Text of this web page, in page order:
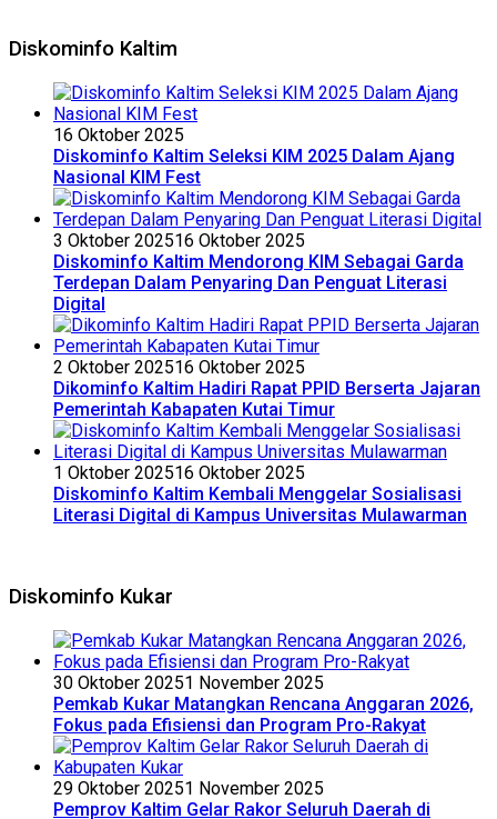
Diskominfo Kaltim
16 Oktober 2025
Diskominfo Kaltim Seleksi KIM 2025 Dalam Ajang
Nasional KIM Fest
3 Oktober 202516 Oktober 2025
Diskominfo Kaltim Mendorong KIM Sebagai Garda
Terdepan Dalam Penyaring Dan Penguat Literasi
Digital
2 Oktober 202516 Oktober 2025
Dikominfo Kaltim Hadiri Rapat PPID Berserta Jajaran
Pemerintah Kabapaten Kutai Timur
1 Oktober 202516 Oktober 2025
Diskominfo Kaltim Kembali Menggelar Sosialisasi
Literasi Digital di Kampus Universitas Mulawarman
Diskominfo Kukar
30 Oktober 20251 November 2025
Pemkab Kukar Matangkan Rencana Anggaran 2026,
Fokus pada Efisiensi dan Program Pro-Rakyat
29 Oktober 20251 November 2025
Pemprov Kaltim Gelar Rakor Seluruh Daerah di